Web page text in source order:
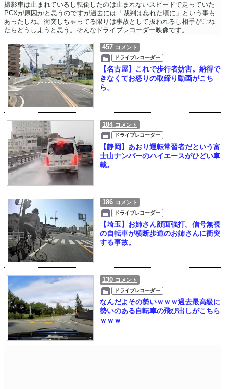
撮影車は止まれているし転倒したのは止まれないスピードで走っていた
PCXが原因かと思うのですが過去には「裁判は忘れた頃に」という事も
あったしね。衝突しちゃってる限りは事故として扱われるし相手がごね
たらどうしようと思う。そんなドライブレコーダー映像です。
457 コメント
ドライブレコーダー
【名古屋】これで歩行者妨害。納得で
きなくてお怒りの取締り動画がこち
ら。
184 コメント
ドライブレコーダー
【静岡】あおり運転常習者だという富
士山ナンバーのハイエースがひどい車
載。
186 コメント
ドライブレコーダー
【埼玉】お姉さん顔面強打。信号無視
の自転車が横断歩道のお姉さんに衝突
する事故。
130 コメント
ドライブレコーダー
なんだよその勢いｗｗｗ過去最高級に
勢いのある自転車の飛び出しがこちら
ｗｗｗ